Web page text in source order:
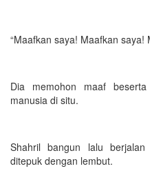
“Maafkan saya! Maafkan saya!
Dia memohon maaf
manusia di situ.
Shahril bangun lalu
ditepuk dengan lembut.